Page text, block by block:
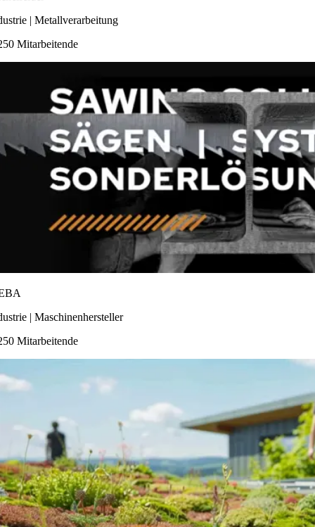
| Metallverarbeitung
Mitarbeitende
| Maschinenhersteller
Mitarbeitende